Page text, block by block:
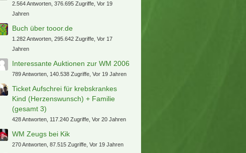
S: 2-3 x NFL MÜNCHEN
sugar
Der tooor Laberfred
hanswurst 7. August 2026 um 20:58
peksim 7. August 2026 um 20:57
LostandFound 7. August 2026 um 20:12
PDC Dart WM
eltren 7. August 2026 um 20:05
Heiße Themen